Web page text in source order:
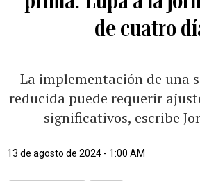
de cuatro
La implementación de una
reducida puede requerir
significativos, escribe
13 de agosto de 2024 - 1:00 AM